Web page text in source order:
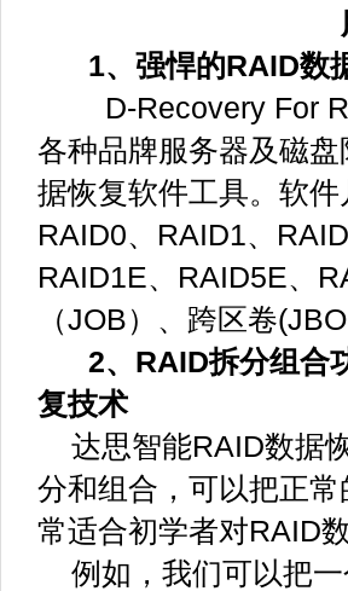
1、强悍的RAID数
D-Recovery For
各种品牌服务器及磁
据恢复软件工具。 软件
RAID0、RAID1、
RAID1E、RAID5E、
（JOB）、跨区卷
2、RAID拆分组合
复技术
达思智能RAID数据
分和组合，可以把正
常适合初学者对RAID
例如，我们可以把一